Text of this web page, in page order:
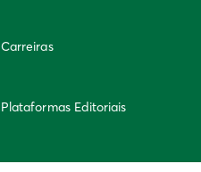
Carreiras
Plataformas Editoriais
Integridade